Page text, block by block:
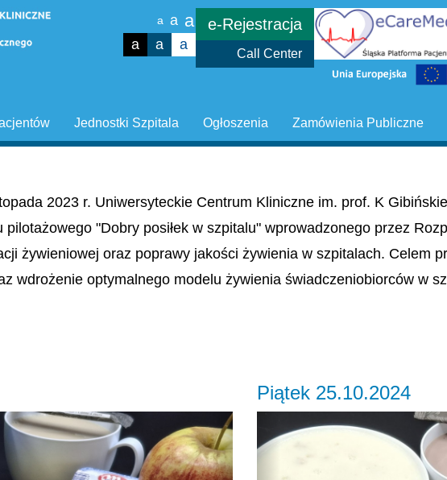
a a a
a a a
e-Rejestracja
Call Center
Zamówienia Publiczne
Ogłoszenia
Jednostki Szpitala
2023 r. Uniwersyteckie Centrum Kliniczne im. prof. K
pilotażowego "Dobry posiłek w szpitalu" wprowadzonego przez
żywieniowej oraz poprawy jakości żywienia w szpitalach. Celem
wdrożenie optymalnego modelu żywienia świadczeniobiorców w
Next
Piątek 25.10.2024
Previous